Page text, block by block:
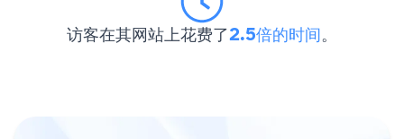
访客在其网站上花费了2.5倍的时间。